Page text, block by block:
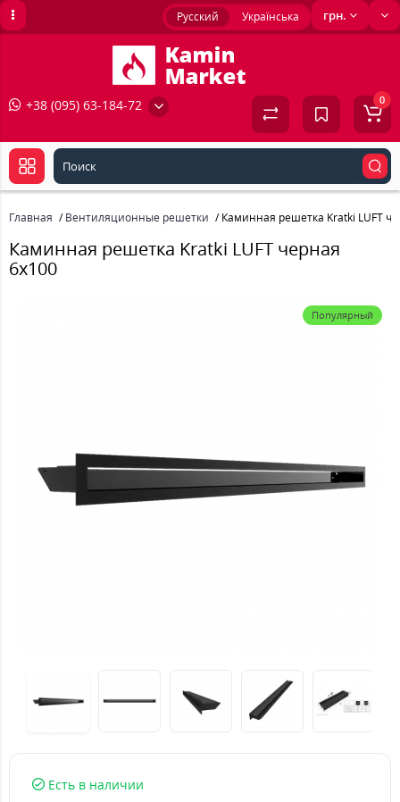
грн.
Русский Українська
+38 (095) 63-184-72 0
Главная Вентиляционные решетки Каминная решетка Kratki LUFT
Каминная решетка Kratki LUFT черная
6x100
Популярный
Есть в наличии